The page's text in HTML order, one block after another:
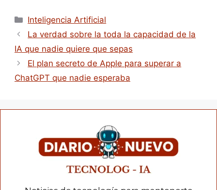
Inteligencia Artificial
La verdad sobre la toda la capacidad de la
IA que nadie quiere que sepas
El plan secreto de Apple para superar a
ChatGPT que nadie esperaba